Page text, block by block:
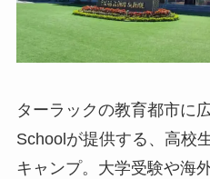
ターラックの教育都市に
Schoolが提供する、高校
キャンプ。大学受験や海